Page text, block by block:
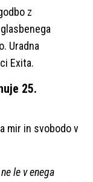
z
Uradna
Exita.
25.
mir in svobodo v
le v enega